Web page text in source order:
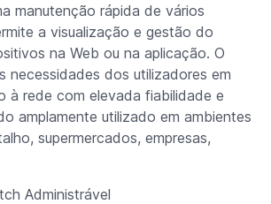
manutenção rápida de vários
a visualização e gestão do
na Web ou na aplicação. O
necessidades dos utilizadores em
à rede com elevada fiabilidade e
amplamente utilizado em ambientes
supermercados, empresas,
Administrável